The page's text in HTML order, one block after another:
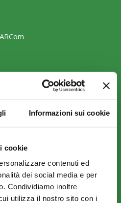
Informazioni sui cookie
cookie
contenuti ed
dei social media e per
Condividiamo inoltre
utilizza il nostro sito con i